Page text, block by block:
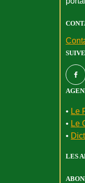
• Le
• Le
•
LES